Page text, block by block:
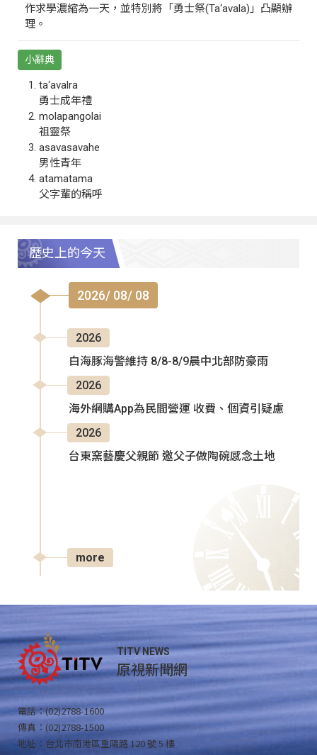
作求學濃縮為一天，並特別將「勇士祭(Ta‘avala)」凸顯辦
理。
小辭典
ta‘avalra
勇士成年禮
molapangolai
祖靈祭
asavasavahe
男性青年
atamatama
父字輩的稱呼
歷史上的今天
2026/ 08/ 08
2026
白海豚海警維持 8/8-8/9晨中北部防豪雨
2026
海外網購App為民間營運 收費、個資引疑慮
2026
台東窯藝慶父親節 邀父子做陶碗感念土地
more
TITV NEWS
原視新聞網
電話：(02)2788-1600
傳真：(02)2788-1500
地址：台北市南港區重陽路 120 號 5 樓